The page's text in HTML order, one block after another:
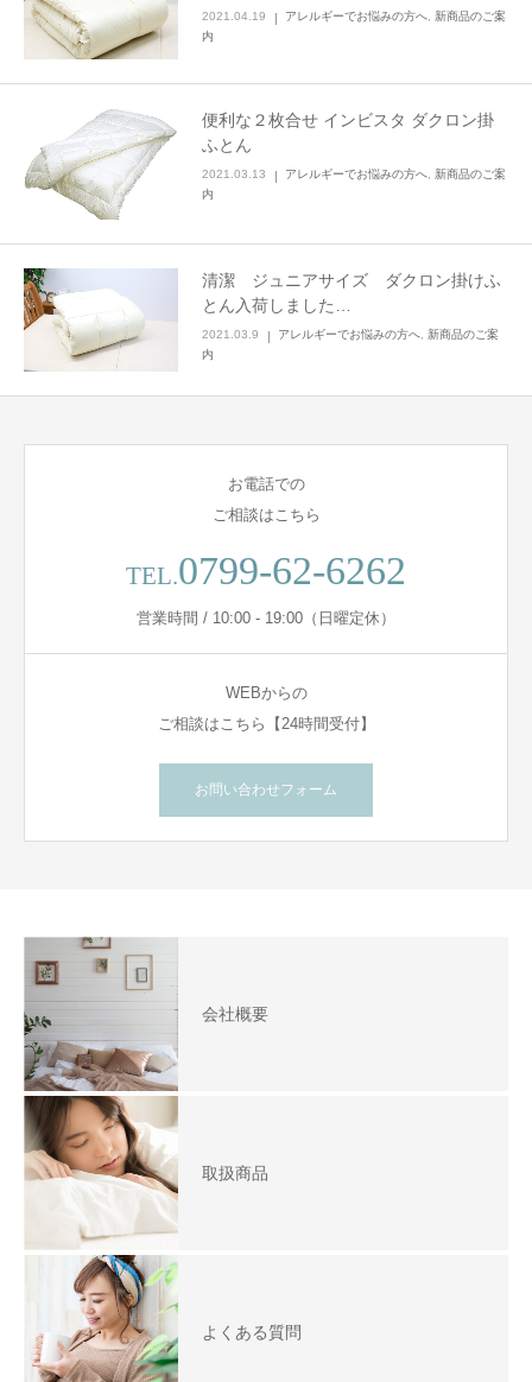
2021.04.19 アレルギーでお悩みの方へ 新商品のご案
内
便利な２枚合せ インビスタ ダクロン掛
ふとん
2021.03.13 アレルギーでお悩みの方へ 新商品のご案
内
清潔 ジュニアサイズ ダクロン掛けふ
とん入荷しました…
2021.03.9 アレルギーでお悩みの方へ 新商品のご案
内
お電話での
ご相談はこちら
TEL.0799-62-6262
営業時間 / 10:00 - 19:00（日曜定休）
WEBからの
ご相談はこちら【24時間受付】
お問い合わせフォーム
会社概要
取扱商品
よくある質問